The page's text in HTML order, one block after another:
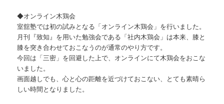
​◆オンライン木鶏会
室舘塾では初の試みとなる「オンライン木鶏会」を行いました。
月刊『致知』を用いた勉強会である「社内木鶏会」は本来、膝と
膝を突き合わせておこなうのが通常のやり方です。
今回は「三密」を回避した上で、オンラインにて木鶏会をおこな
いました。
画面越しでも、心と心の距離を近づけておこない、とても素晴ら
しい時間となりました。